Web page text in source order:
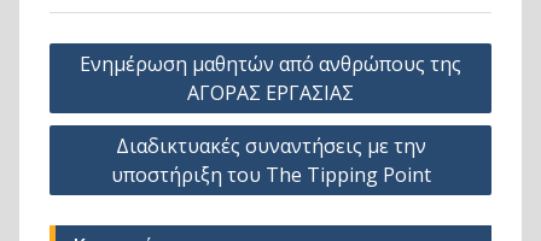
Πλοήγηση
άρθρων
Ενημέρωση μαθητών από ανθρώπους της
ΑΓΟΡΑΣ ΕΡΓΑΣΙΑΣ
Διαδικτυακές συναντήσεις με την
υποστήριξη του The Tipping Point